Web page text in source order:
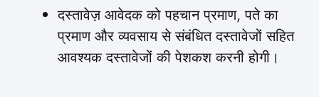
दस्तावेज़ आवेदक को पहचान प्रमाण, पते का
प्रमाण और व्यवसाय से संबंधित दस्तावेजों सहित
आवश्यक दस्तावेजों की पेशकश करनी होगी।